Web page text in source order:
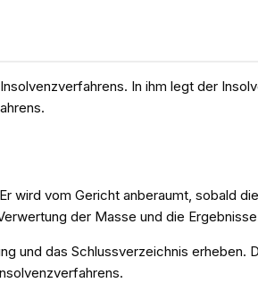
In ihm legt der
wird vom Gericht anberaumt, sobald
der Masse und die
und das Schlussverzeichnis